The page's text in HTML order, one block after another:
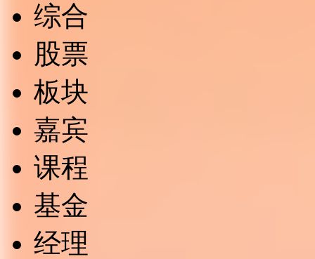
综合
股票
板块
嘉宾
课程
基金
经理